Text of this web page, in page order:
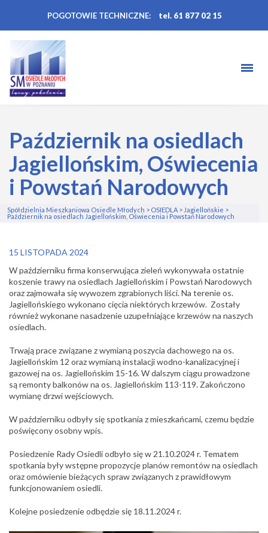
POGOTOWIE TECHNICZNE: tel. 61 877 02 15
Październik na osiedlach
Jagiellońskim, Oświecenia
i Powstań Narodowych
Spółdzielnia Mieszkaniowa Osiedle Młodych > OSIEDLA > Jagiellońskie >
Październik na osiedlach Jagiellońskim, Oświecenia i Powstań Narodowych
15 LISTOPADA 2024
W październiku firma konserwująca zieleń wykonywała ostatnie
koszenie trawy na osiedlach Jagiellońskim i Powstań Narodowych
oraz zajmowała się wywozem zgrabionych liści. Na terenie os.
Jagiellońskiego wykonano cięcia niektórych krzewów. Zostały
również wykonane nasadzenie uzupełniające krzewów na naszych
osiedlach.
Trwają prace związane z wymianą poszycia dachowego na os.
Jagiellońskim 12 oraz wymianą instalacji wodno-kanalizacyjnej i
gazowej na os. Jagiellońskim 15-16. W dalszym ciągu prowadzone
są remonty balkonów na os. Jagiellońskim 113-119. Zakończono
wymianę drzwi wejściowych.
W październiku odbyły się spotkania z mieszkańcami, czemu będzie
poświęcony osobny wpis.
Posiedzenie Rady Osiedli odbyło się w 21.10.2024 r. Tematem
spotkania były wstępne propozycje planów remontów na osiedlach
oraz omówienie bieżących spraw związanych z prawidłowym
funkcjonowaniem osiedli.
Kolejne posiedzenie odbędzie się 18.11.2024 r.